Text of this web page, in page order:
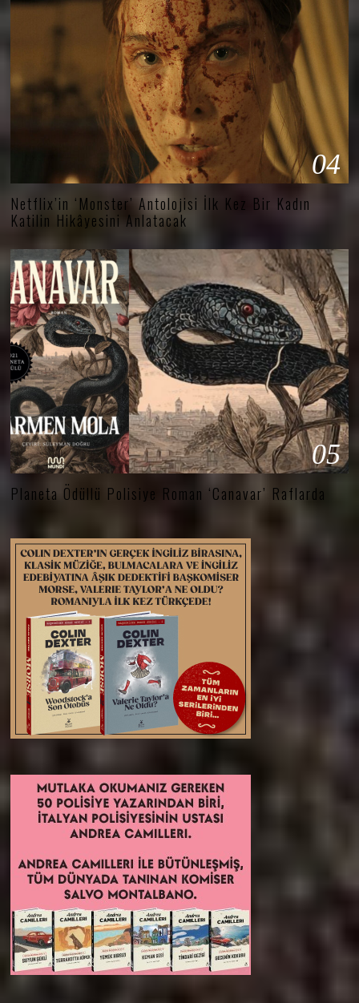
04
Netflix’in ‘Monster’ Antolojisi İlk Kez Bir Kadın
Katilin Hikâyesini Anlatacak
05
Planeta Ödüllü Polisiye Roman ‘Canavar’ Raflarda